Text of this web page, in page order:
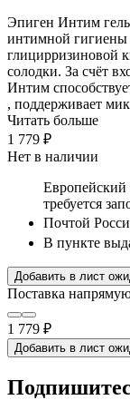
Эпиген Интим
интимной гигиены
глицирризиновой
солодки. За счёт
Интим
, поддерживает
Читать больше
1 779 ₽
Нет в наличии
Европейский
требуется
Почтой
В пункте
Добавить в лист
Поставка
1 779 ₽
Добавить в лист